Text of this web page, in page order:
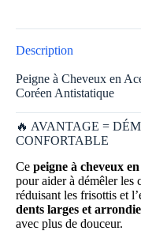
Description
Peigne à Cheveux en
Coréen Antistatique
🔥 AVANTAGE =
CONFORTABLE
Ce peigne à cheveux
pour aider à démêler les
réduisant les frisottis et
dents larges et
avec plus de douceur.